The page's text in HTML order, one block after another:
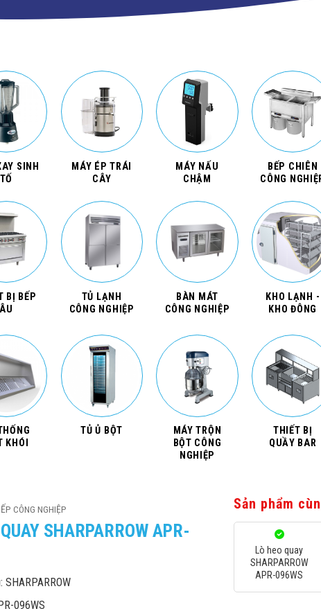
SINH
TỐ
MÁY ÉP TRÁI
CÂY
MÁY NẤU
CHẬM
BẾP CHIÊN
CÔNG
BỊ BẾP
ÂU
TỦ LẠNH
CÔNG NGHIỆP
BÀN MÁT
CÔNG NGHIỆP
KHO LẠNH -
KHO ĐÔNG
KHÓI
TỦ Ủ BỘT
MÁY TRỘN
BỘT CÔNG
NGHIỆP
THIẾT BỊ
QUẦY BAR
CÔNG NGHIỆP
SHARPARROW APR-
SHARPARROW
096WS
Sản phẩm
Lò heo quay
SHARPARROW
APR-096WS